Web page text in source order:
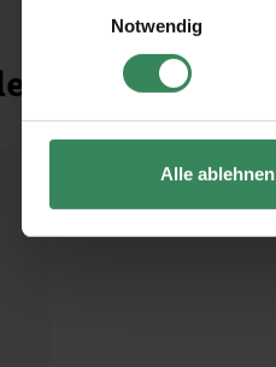
Impressum
Datenschutz
Notwendig
Alle ablehnen